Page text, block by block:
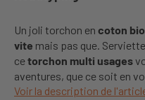
Un joli torchon en coton bio
vite mais pas que.
cetorchon multi usages
aventures, que ce soit en
Voir la description de